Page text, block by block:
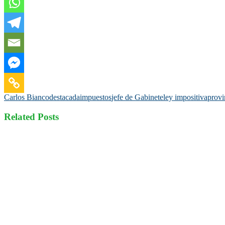
Carlos Biancodestacadaimpuestosjefe de Gabineteley impositiva
Related Posts